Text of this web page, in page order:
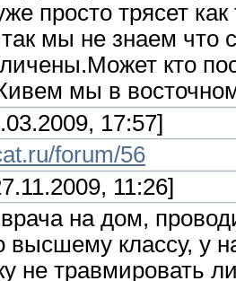
просто трясет
мы не знаем
кто
мы в
17:57]
forum/56
11:26]
на дом,
высшему классу, у
не травмировать